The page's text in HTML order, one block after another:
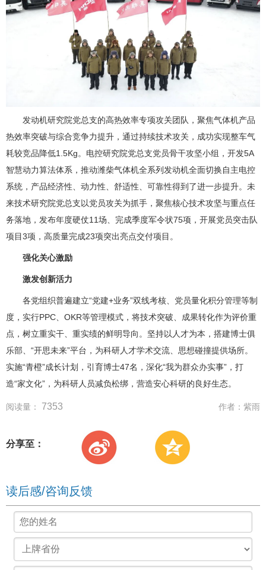
发动机研究院党总支的高热效率专项攻关团队，聚焦气体机产品
热效率突破与综合竞争力提升，通过持续技术攻关，成功实现整车气
耗较竞品降低1.5Kg。电控研究院党总支党员骨干攻坚小组，开发5A
智慧动力算法体系，推动潍柴气体机全系列发动机全面切换自主电控
系统，产品经济性、动力性、舒适性、可靠性得到了进一步提升。未
来技术研究院党总支以党员攻关为抓手，聚焦核心技术攻坚与重点任
务落地，发布年度硬仗11场、完成季度军令状75项，开展党员突击队
项目3项，高质量完成23项突出亮点交付项目。
强化关心激励
激发创新活力
各党组织普遍建立“党建+业务”双线考核、党员量化积分管理等制
度，实行PPC、OKR等管理模式，将技术突破、成果转化作为评价重
点，树立重实干、重实绩的鲜明导向。坚持以人才为本，搭建博士俱
乐部、“开思未来”平台，为科研人才学术交流、思想碰撞提供场所。
实施“青橙”成长计划，引育博士47名，深化“我为群众办实事”，打
造“家文化”，为科研人员减负松绑，营造安心科研的良好生态。
阅读量： 7353 作者： 紫雨
分享至：
读后感/咨询反馈